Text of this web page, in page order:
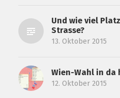
Und wie viel
Strasse?
13. Oktober 2015
Wien-Wahl in da
12. Oktober 2015